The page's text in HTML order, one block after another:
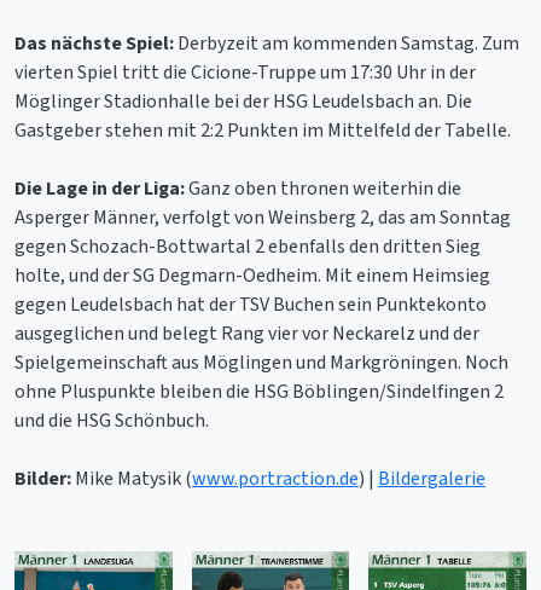
Das nächste Spiel:Derbyzeit am kommenden Samstag. Zum
vierten Spiel tritt die Cicione-Truppe um 17:30 Uhr in der
Möglinger Stadionhalle bei der HSG Leudelsbach an. Die
Gastgeber stehen mit 2:2 Punkten im Mittelfeld der Tabelle.
Die Lage in der Liga:Ganz oben thronen weiterhin die
Asperger Männer, verfolgt von Weinsberg 2, das am Sonntag
gegen Schozach-Bottwartal 2 ebenfalls den dritten Sieg
holte, und der SG Degmarn-Oedheim. Mit einem Heimsieg
gegen Leudelsbach hat der TSV Buchen sein Punktekonto
ausgeglichen und belegt Rang vier vor Neckarelz und der
Spielgemeinschaft aus Möglingen und Markgröningen. Noch
ohne Pluspunkte bleiben die HSG Böblingen/Sindelfingen 2
und die HSG Schönbuch.
Bilder:Mike Matysik (www.portraction.de) | Bildergalerie